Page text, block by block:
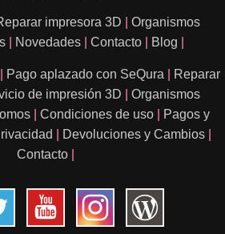
impresora 3D
Organismos
Novedades Contacto Blog
Pago aplazado con SeQura
Reparar
de impresión 3D
Organismos
Condiciones de uso
Pagos y
Devoluciones y Cambios
Contacto